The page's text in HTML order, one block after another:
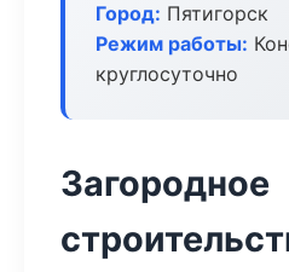
Город: Пятигорск
Режим работы:
круглосуточно
Загородное